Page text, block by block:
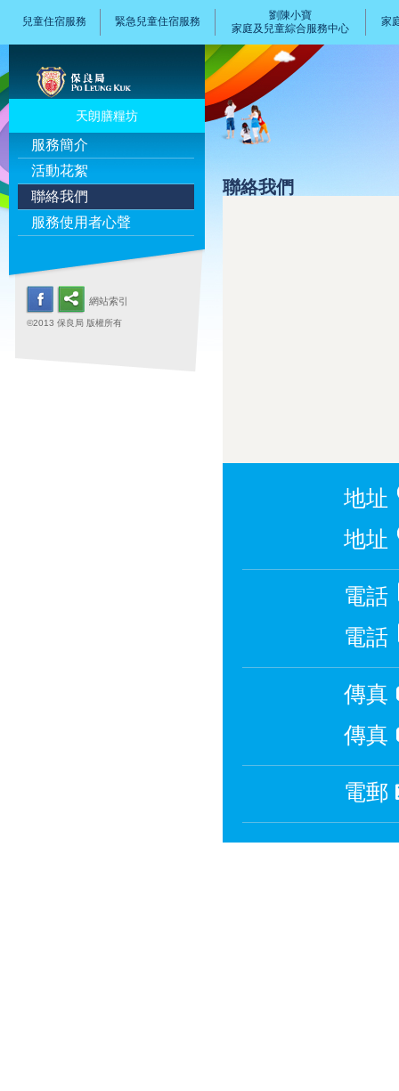
兒童住宿服務 緊急兒童住宿服務
劉陳小寶
家庭及兒童綜合服務中心
家
天朗膳糧坊
服務簡介
活動花絮
聯絡我們
服務使用者心聲
網站索引
©2013 保良局 版權所有
聯絡我們
地址
地址
電話
電話
傳真
傳真
電郵